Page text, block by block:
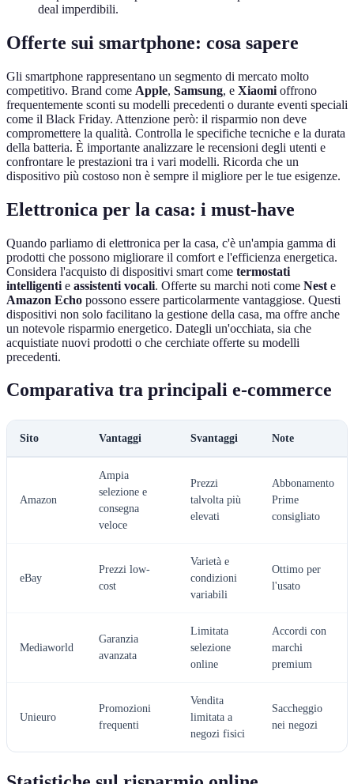
deal imperdibili.
Offerte sui smartphone: cosa sapere
Gli smartphone rappresentano un segmento di mercato molto
competitivo. Brand come Apple, Samsung, e Xiaomi offrono
frequentemente sconti su modelli precedenti o durante eventi speciali
come il Black Friday. Attenzione però: il risparmio non deve
compromettere la qualità. Controlla le specifiche tecniche e la durata
della batteria. È importante analizzare le recensioni degli utenti e
confrontare le prestazioni tra i vari modelli. Ricorda che un
dispositivo più costoso non è sempre il migliore per le tue esigenze.
Elettronica per la casa: i must-have
Quando parliamo di elettronica per la casa, c'è un'ampia gamma di
prodotti che possono migliorare il comfort e l'efficienza energetica.
Considera l'acquisto di dispositivi smart come termostati
intelligenti e assistenti vocali. Offerte su marchi noti come Nest e
Amazon Echo possono essere particolarmente vantaggiose. Questi
dispositivi non solo facilitano la gestione della casa, ma offre anche
un notevole risparmio energetico. Dategli un'occhiata, sia che
acquistiate nuovi prodotti o che cerchiate offerte su modelli
precedenti.
Comparativa tra principali e-commerce
Sito Vantaggi Svantaggi Note
Amazon
Ampia
selezione e
consegna
veloce
Prezzi
talvolta più
elevati
Abbonamento
Prime
consigliato
eBay
Prezzi low-
cost
Varietà e
condizioni
variabili
Ottimo per
l'usato
Mediaworld
Garanzia
avanzata
Limitata
selezione
online
Accordi con
marchi
premium
Unieuro
Promozioni
frequenti
Vendita
limitata a
negozi fisici
Saccheggio
nei negozi